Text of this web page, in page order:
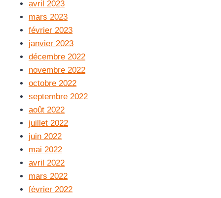
avril 2023
mars 2023
février 2023
janvier 2023
décembre 2022
novembre 2022
octobre 2022
septembre 2022
août 2022
juillet 2022
juin 2022
mai 2022
avril 2022
mars 2022
février 2022